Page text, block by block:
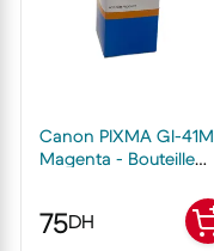
Canon PIXMA Gl-41M
Magenta - Bouteille
75DH